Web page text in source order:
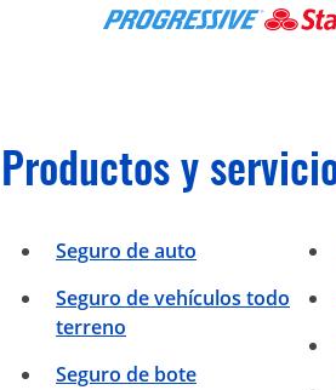
Productos y
Seguro de auto
Seguro de vehículos todo
terreno
Seguro de bote